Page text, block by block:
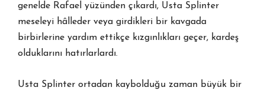
genelde Rafael yüzünden çıkardı, Usta Splinter
meseleyi hâlleder veya girdikleri bir kavgada
birbirlerine yardım ettikçe kızgınlıkları geçer, kardeş
olduklarını hatırlarlardı.
Usta Splinter ortadan kaybolduğu zaman büyük bir